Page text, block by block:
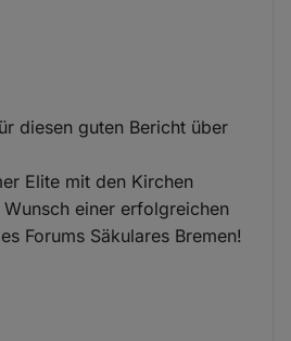
diesen guten Bericht über
Elite mit den Kirchen
einer erfolgreichen
Forums Säkulares Bremen!